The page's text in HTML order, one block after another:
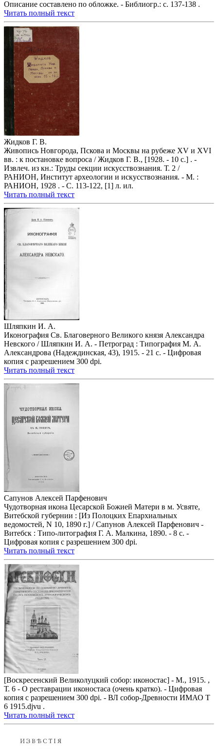
Описание составлено по обложке. - Библиогр.: с. 137-138 .
Читать полный текст
Жидков Г. В.
Живопись Новгорода, Пскова и Москвы на рубеже XV и XVI
вв. : к постановке вопроса / Жидков Г. В., [1928. - 10 с.] . -
Извлеч. из кн.: Труды секции искусствознания. Т. 2 /
РАНИОН, Институт археологии и искусствознания. - М. :
РАНИОН, 1928 . - С. 113-122, [1] л. ил.
Читать полный текст
Шляпкин И. А.
Иконография Св. Благоверного Великого князя Александра
Невского / Шляпкин И. А. - Петроград : Типография М. А.
Александрова (Надеждинская, 43), 1915. - 21 с. - Цифровая
копия с разрешением 300 dpi.
Читать полный текст
Сапунов Алексей Парфенович
Чудотворная икона Цесарской Божией Матери в м. Усвяте,
Витебской губернии : [Из Полоцких Епархиальных
ведомостей, N 10, 1890 г.] / Сапунов Алексей Парфенович -
Витебск : Типо-литография Г. А. Малкина, 1890. - 8 с. -
Цифровая копия с разрешением 300 dpi.
Читать полный текст
[Воскресенский Великолуцкий собор: иконостас] - М., 1915. ,
Т. 6 - О реставрации иконостаса (очень кратко). - Цифровая
копия с разрешением 300 dpi. - ВЛ собор-Древности ИМАО Т
6 1915.djvu .
Читать полный текст